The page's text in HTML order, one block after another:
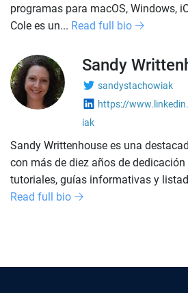
programas para macOS, Windows,
Cole es un... Read full bio
Sandy
sandystachowiak
https://
iak
Sandy Writtenhouse es una
con más de diez años de
tutoriales, guías informativas y
Read full bio